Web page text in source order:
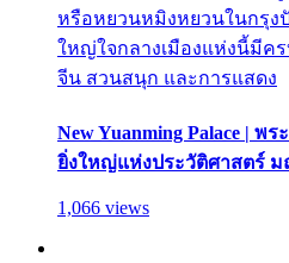
หรือหยวนหมิงหยวนในกรุ
ใหญ่ใจกลางเมืองแห่งนี้มีค
จีน สวนสนุก และการแสดง
New Yuanming Palace |
ยิ่งใหญ่แห่งประวัติศาสตร์
1,066 views